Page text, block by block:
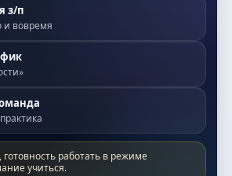
з/п
вовремя
готовность работать в режиме
учиться.